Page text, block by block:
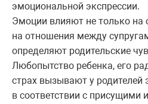
эмоциональной экспрессии.
Эмоции влияют не только на
на отношения между
определяют родительские
Любопытство ребенка, его
страх вызывают у
в соответствии с